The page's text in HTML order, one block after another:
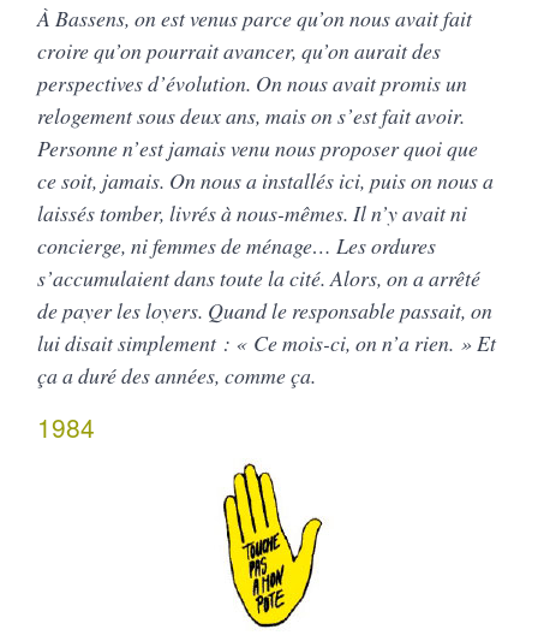
À Bassens, on est venus parce qu’on nous avait fait
croire qu’on pourrait avancer, qu’on aurait des
perspectives d’évolution. On nous avait promis un
relogement sous deux ans, mais on s’est fait avoir.
Personne n’est jamais venu nous proposer quoi que
ce soit, jamais. On nous a installés ici, puis on nous a
laissés tomber, livrés à nous-mêmes. Il n’y avait ni
concierge, ni femmes de ménage… Les ordures
s’accumulaient dans toute la cité. Alors, on a arrêté
de payer les loyers. Quand le responsable passait, on
lui disait simplement : « Ce mois-ci, on n’a rien. » Et
ça a duré des années, comme ça.
1984